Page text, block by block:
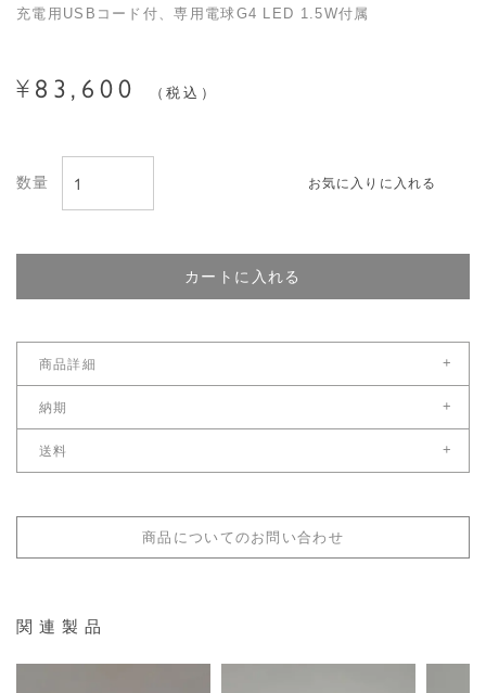
充電用USBコード付、専用電球G4 LED 1.5W付属
¥ 83,600 税込
お気に入りに入れる
カートに入れる
商品詳細 +
幅（cm）：12.6
奥（cm）：12.6
材質
納期 +
※お急ぎの場合は別途ご連絡ください。
こちら
なる場合もございます。
送料 +
商品についてのお問い合わせ
関連製品